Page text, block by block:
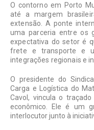
O contorno em Porto
até a margem
extensão. A ponte
uma parceria entre os
expectativa do setor é
frete e transporte e
integrações regionais e
O presidente do
Carga e Logística do
Cavol, vincula o
econômico. Ele é um
interlocutor junto à